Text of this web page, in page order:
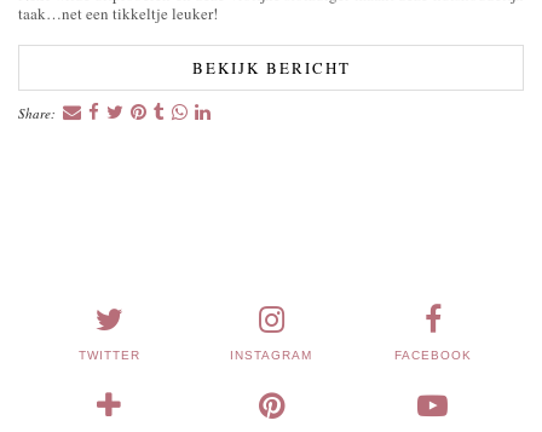
taak…net een tikkeltje leuker!
BEKIJK BERICHT
Share:
TWITTER INSTAGRAM FACEBOOK